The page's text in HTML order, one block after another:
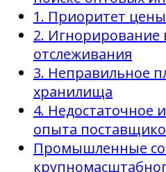
1. Приоритет
2. Игнорирование
отслеживания
3. Неправильное
хранилища
4. Недостаточное
опыта
Промышленные